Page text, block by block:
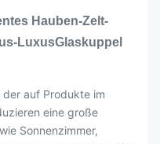
Hauben-Zelt-
LuxusGlaskuppel
auf Produkte im
eine große
Sonnenzimmer,